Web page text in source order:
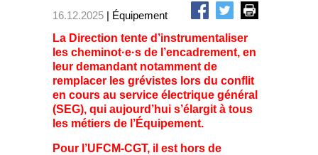
16.12.2025 | Équipement
La Direction tente d’instrumentaliser
les cheminot·e·s de l’encadrement, en
leur demandant notamment de
remplacer les grévistes lors du conflit
en cours au service électrique général
(SEG), qui aujourd’hui s’élargit à tous
les métiers de l’Équipement.
Pour l’UFCM-CGT, il est hors de